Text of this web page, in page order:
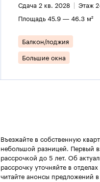
Сдача 2 кв. 2028 Этаж
Площадь 45.9 — 46.3 м²
Балкон/лоджия
Большие окна
Въезжайте в собственную
небольшой разницей. Первый
рассрочкой до 5 лет. Об
рассрочку уточняйте в
читайте анонсы предложений